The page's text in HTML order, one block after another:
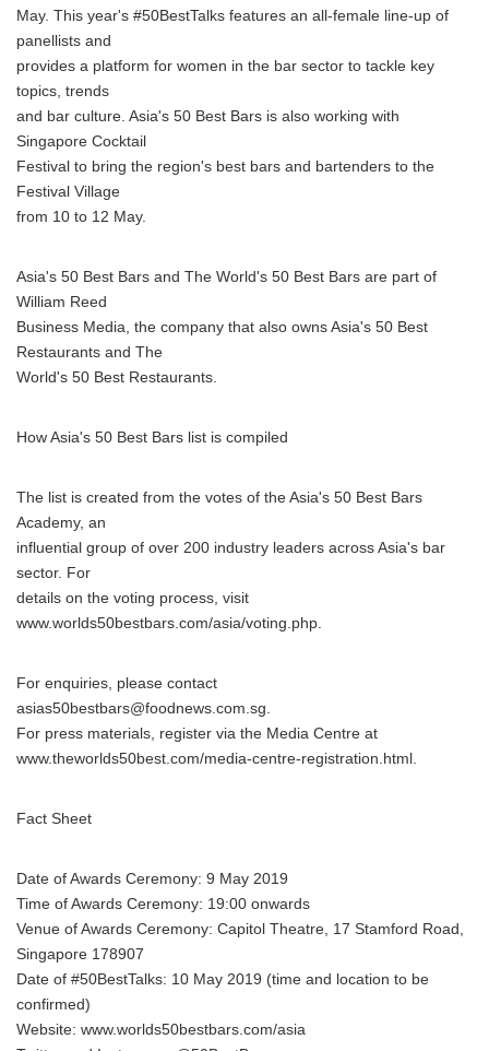
May. This year's #50BestTalks features an all-female line-up of
panellists and
provides a platform for women in the bar sector to tackle key
topics, trends
and bar culture. Asia's 50 Best Bars is also working with
Singapore Cocktail
Festival to bring the region's best bars and bartenders to the
Festival Village
from 10 to 12 May.
Asia's 50 Best Bars and The World's 50 Best Bars are part of
William Reed
Business Media, the company that also owns Asia's 50 Best
Restaurants and The
World's 50 Best Restaurants.
How Asia's 50 Best Bars list is compiled
The list is created from the votes of the Asia's 50 Best Bars
Academy, an
influential group of over 200 industry leaders across Asia's bar
sector. For
details on the voting process, visit
www.worlds50bestbars.com/asia/voting.php.
For enquiries, please contact
asias50bestbars@foodnews.com.sg.
For press materials, register via the Media Centre at
www.theworlds50best.com/media-centre-registration.html.
Fact Sheet
Date of Awards Ceremony: 9 May 2019
Time of Awards Ceremony: 19:00 onwards
Venue of Awards Ceremony: Capitol Theatre, 17 Stamford Road,
Singapore 178907
Date of #50BestTalks: 10 May 2019 (time and location to be
confirmed)
Website: www.worlds50bestbars.com/asia